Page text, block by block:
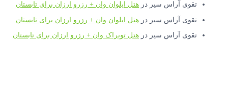
تقوی آراس سیر درهتل ایلوان وان + رزرو ارزان برای تابستان
تقوی آراس سیر درهتل ایلوان وان + رزرو ارزان برای تابستان
تقوی آراس سیر درهتل توپراک وان + رزرو ارزان برای تابستان